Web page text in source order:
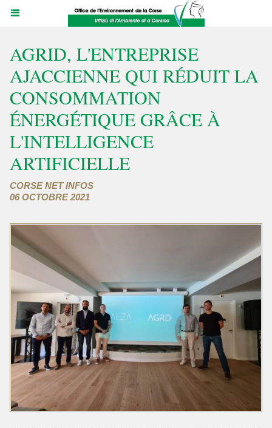
AGRID, L'ENTREPRISE
AJACCIENNE QUI RÉDUIT LA
CONSOMMATION
ÉNERGÉTIQUE GRÂCE À
L'INTELLIGENCE
ARTIFICIELLE
CORSE NET INFOS
06 OCTOBRE 2021